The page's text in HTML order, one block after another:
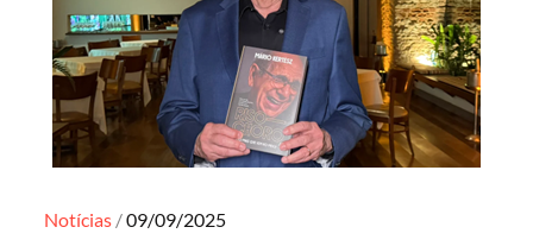
Notícias Posted
09/09/2025